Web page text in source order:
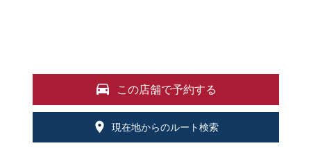
この店舗で予約する
現在地からのルート検索